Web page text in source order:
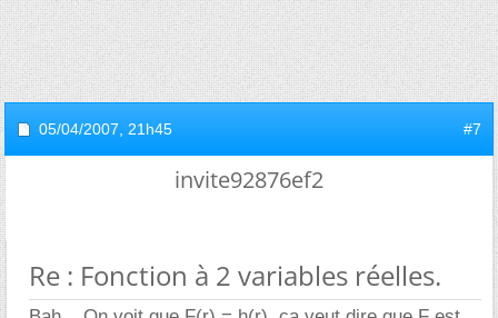
05/04/2007, 21h45 #7
invite92876ef2
Re : Fonction à 2 variables réelles.